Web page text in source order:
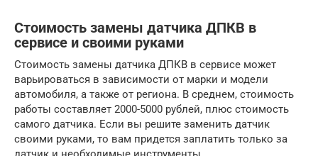
Стоимость замены датчика ДПКВ в
сервисе и своими руками
Стоимость замены датчика ДПКВ в сервисе может
варьироваться в зависимости от марки и модели
автомобиля, а также от региона. В среднем, стоимость
работы составляет 2000-5000 рублей, плюс стоимость
самого датчика. Если вы решите заменить датчик
своими руками, то вам придется заплатить только за